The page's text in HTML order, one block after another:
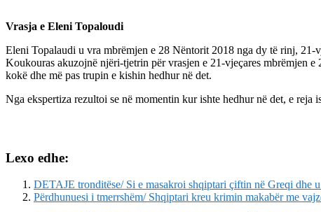
Vrasja e Eleni Topaloudi
Eleni Topalaudi u vra mbrëmjen e 28 Nëntorit 2018 nga dy të rinj,
Koukouras akuzojnë njëri-tjetrin për vrasjen e 21-vjeçares mbrëmjen
kokë dhe më pas trupin e kishin hedhur në det.
Nga ekspertiza rezultoi se në momentin kur ishte hedhur në det, e
Lexo edhe:
DETAJE tronditëse/ Si e masakroi shqiptari çiftin në Greqi dhe
Përdhunuesi i tmerrshëm/ Shqiptari kreu krimin makabër me